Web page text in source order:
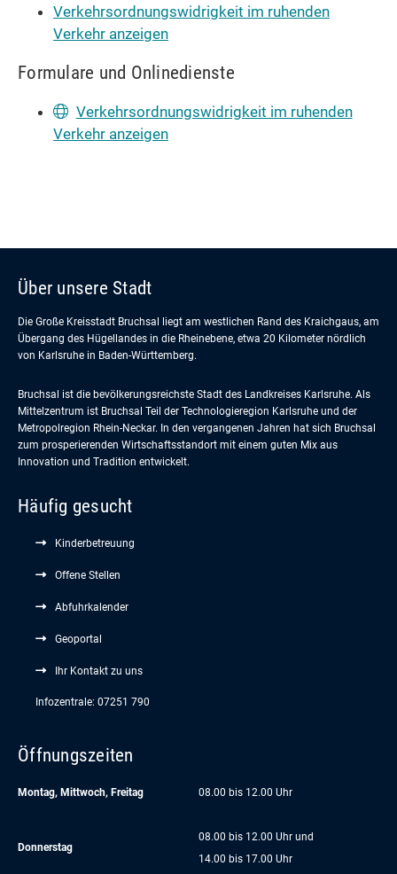
Verkehrsordnungswidrigkeit im ruhenden
Verkehr anzeigen
Formulare und Onlinedienste
Verkehrsordnungswidrigkeit im ruhenden
Verkehr anzeigen
Über unsere Stadt
Die Große Kreisstadt Bruchsal liegt am westlichen Rand des Kraichgaus, am
Übergang des Hügellandes in die Rheinebene, etwa 20 Kilometer nördlich
von Karlsruhe in Baden-Württemberg.
Bruchsal ist die bevölkerungsreichste Stadt des Landkreises Karlsruhe. Als
Mittelzentrum ist Bruchsal Teil der Technologieregion Karlsruhe und der
Metropolregion Rhein-Neckar. In den vergangenen Jahren hat sich Bruchsal
zum prosperierenden Wirtschaftsstandort mit einem guten Mix aus
Innovation und Tradition entwickelt.
Häufig gesucht
Kinderbetreuung
Offene Stellen
Abfuhrkalender
Geoportal
Ihr Kontakt zu uns
Infozentrale: 07251 790
Öffnungszeiten
Montag, Mittwoch, Freitag 08.00 bis 12.00 Uhr
Donnerstag
08.00 bis 12.00 Uhr und
14.00 bis 17.00 Uhr